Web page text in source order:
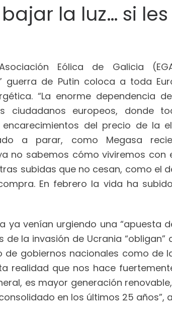
la luz… si
Asociación Eólica de Galicia
guerra de Putin coloca a toda
“La enorme dependencia
ciudadanos europeos, donde
encarecimientos del precio de la
a parar, como Megasa
no sabemos cómo viviremos con
subidas que no cesan, como el
En febrero la vida ha
venían urgiendo una “apuesta
la invasión de Ucrania
gobiernos nacionales como de
realidad que nos hace
es mayor generación
en los últimos 25 años”,